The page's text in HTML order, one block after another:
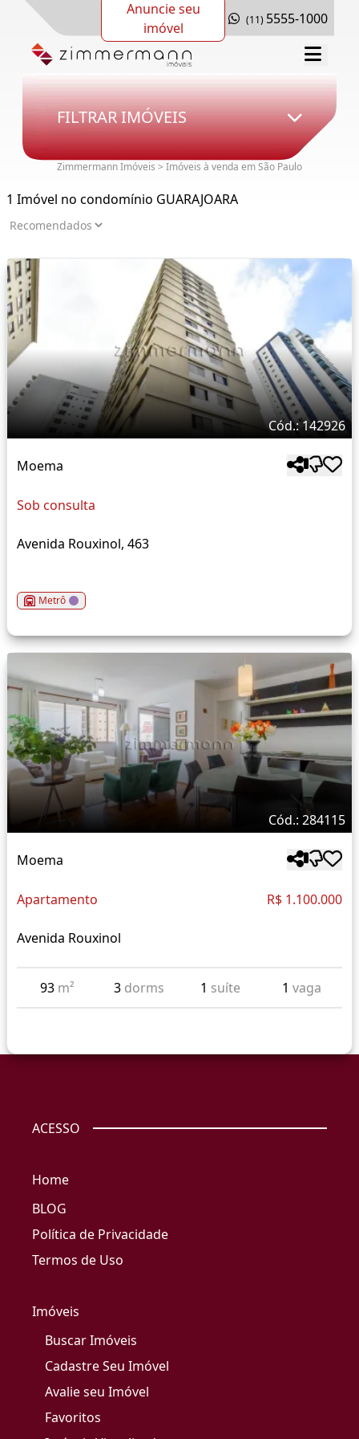
Anuncie seu
imóvel
(11) 5555-1000
FILTRAR IMÓVEIS
Zimmermann Imóveis > Imóveis à venda em São Paulo
1 Imóvel no condomínio GUARAJOARA
Cód.: 142926
Moema
Sob consulta
Avenida Rouxinol, 463
Metrô
Cód.: 284115
Moema
Apartamento R$ 1.100.000
Avenida Rouxinol
93 m² 3 dorms 1 suíte 1 vaga
ACESSO
Home
BLOG
Política de Privacidade
Termos de Uso
Imóveis
Buscar Imóveis
Cadastre Seu Imóvel
Avalie seu Imóvel
Favoritos